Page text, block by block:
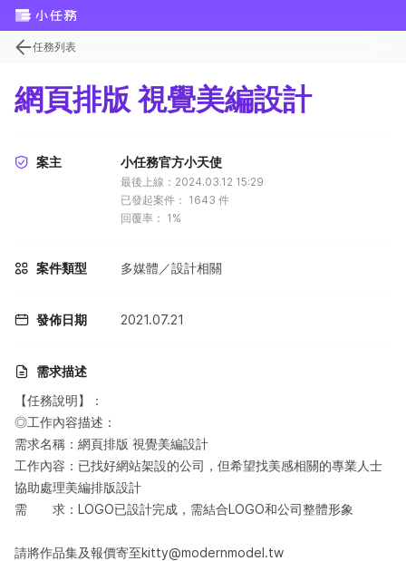
任務列表
網頁排版 視覺美編設計
案主 小任務官方小天使
最後上線：2024.03.12 15:29
已發起案件： 1643 件
回覆率： 1%
案件類型 多媒體／設計相關
發佈日期 2021.07.21
需求描述
【任務說明】：​
◎工作內容描述：​
需求名稱：網頁排版 視覺美編設計
工作內容：已找好網站架設的公司，但希望找美感相關的專業人士
協助處理美編排版設計
需 求：LOGO已設計完成，需結合LOGO和公司整體形象
請將作品集及報價寄至kitty@modernmodel.tw